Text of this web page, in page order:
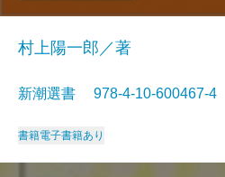
村上陽一郎／著
新潮選書 978-4-10-600467-
書籍電子書籍あり